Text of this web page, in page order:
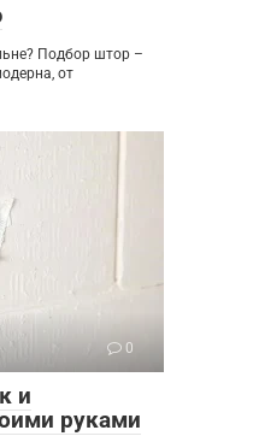
Подбор штор –
от
0
и
руками